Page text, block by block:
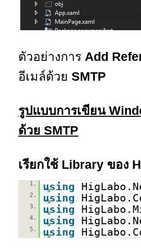
ตัวอย่างการ Add
อีเมล์ด้วย SMTP
รูปแบบการเขียน
ด้วย SMTP
เรียกใช้ Library ของ
1. using
2. using
3. using
4. using
5. using